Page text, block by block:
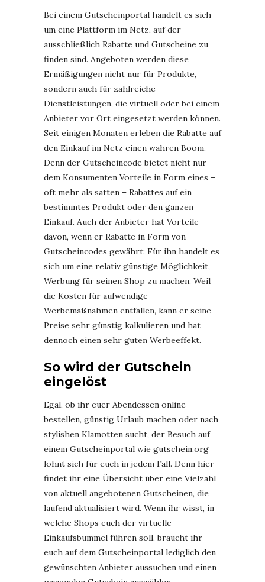
Bei einem Gutscheinportal handelt es sich
um eine Plattform im Netz, auf der
ausschließlich Rabatte und Gutscheine zu
finden sind. Angeboten werden diese
Ermäßigungen nicht nur für Produkte,
sondern auch für zahlreiche
Dienstleistungen, die virtuell oder bei einem
Anbieter vor Ort eingesetzt werden können.
Seit einigen Monaten erleben die Rabatte auf
den Einkauf im Netz einen wahren Boom.
Denn der Gutscheincode bietet nicht nur
dem Konsumenten Vorteile in Form eines –
oft mehr als satten – Rabattes auf ein
bestimmtes Produkt oder den ganzen
Einkauf. Auch der Anbieter hat Vorteile
davon, wenn er Rabatte in Form von
Gutscheincodes gewährt: Für ihn handelt es
sich um eine relativ günstige Möglichkeit,
Werbung für seinen Shop zu machen. Weil
die Kosten für aufwendige
Werbemaßnahmen entfallen, kann er seine
Preise sehr günstig kalkulieren und hat
dennoch einen sehr guten Werbeeffekt.
So wird der Gutschein
eingelöst
Egal, ob ihr euer Abendessen online
bestellen, günstig Urlaub machen oder nach
stylishen Klamotten sucht, der Besuch auf
einem Gutscheinportal wie gutschein.org
lohnt sich für euch in jedem Fall. Denn hier
findet ihr eine Übersicht über eine Vielzahl
von aktuell angebotenen Gutscheinen, die
laufend aktualisiert wird. Wenn ihr wisst, in
welche Shops euch der virtuelle
Einkaufsbummel führen soll, braucht ihr
euch auf dem Gutscheinportal lediglich den
gewünschten Anbieter aussuchen und einen